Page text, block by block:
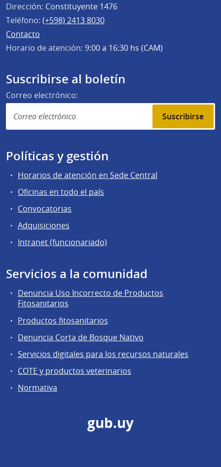
Dirección: Constituyente 1476
Teléfono: (+598) 2413 8030
Contacto
Horario de atención: 9:00 a 16:30 hs (CAM)
Suscribirse al boletín
Correo electrónico:
Suscribirse
Políticas y gestión
Horarios de atención en Sede Central
Oficinas en todo el país
Convocatorias
Adquisiciones
Intranet (funcionariado)
Servicios a la comunidad
Denuncia Uso Incorrecto de Productos
Fitosanitarios
Productos fitosanitarios
Denuncia Corta de Bosque Nativo
Servicios digitales para los recursos naturales
COTE y productos veterinarios
Normativa
gub.uy